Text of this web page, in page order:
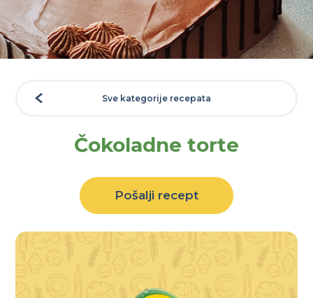
Sve kategorije recepata
Čokoladne torte
Pošalji recept